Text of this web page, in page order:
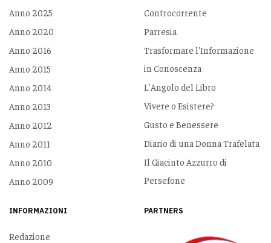
Anno 2025
Anno 2020
Anno 2016
Anno 2015
Anno 2014
Anno 2013
Anno 2012
Anno 2011
Anno 2010
Anno 2009
Controcorrente
Parresia
Trasformare l'Informazione
in Conoscenza
L'Angolo del Libro
Vivere o Esistere?
Gusto e Benessere
Diario di una Donna Trafelata
Il Giacinto Azzurro di
Persefone
INFORMAZIONI
Redazione
PARTNERS